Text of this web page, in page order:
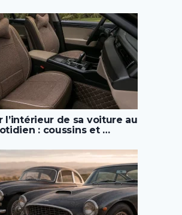
l’intérieur de sa voiture au
: coussins et …